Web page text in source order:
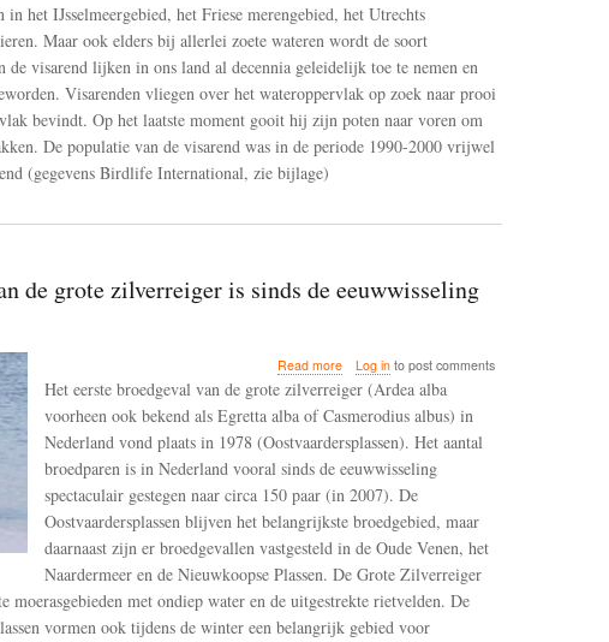
het IJsselmeergebied, het Friese merengebied, het Utrechts
Maar ook elders bij allerlei zoete wateren wordt de soort
de visarend lijken in ons land al decennia geleidelijk toe te nemen en
Visarenden vliegen over het wateroppervlak op zoek naar prooi
bevindt. Op het laatste moment gooit hij zijn poten naar voren om
De populatie van de visarend was in de periode 1990-2000 vrijwel
(gegevens Birdlife International, zie bijlage)
de grote zilverreiger is sinds de eeuwwisseling
Read more about
Het
aantal
broedparen
van
de
grote
zilverreiger
is
sinds
de
spectaculair
gestegen
Log in to post comments
Het eerste broedgeval van de grote zilverreiger (Ardea alba
voorheen ook bekend als Egretta alba of Casmerodius albus) in
Nederland vond plaats in 1978 (Oostvaardersplassen). Het aantal
broedparen is in Nederland vooral sinds de eeuwwisseling
spectaculair gestegen naar circa 150 paar (in 2007). De
Oostvaardersplassen blijven het belangrijkste broedgebied, maar
daarnaast zijn er broedgevallen vastgesteld in de Oude Venen, het
Naardermeer en de Nieuwkoopse Plassen. De Grote Zilverreiger
moerasgebieden met ondiep water en de uitgestrekte rietvelden. De
vormen ook tijdens de winter een belangrijk gebied voor